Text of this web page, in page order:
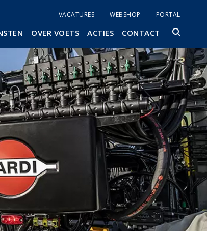
VACATURES WEBSHOP PORTAL
OVER VOETS ACTIES CONTACT